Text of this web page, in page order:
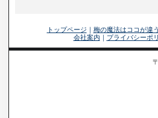
トップページ ｜ 梅の魔法はココが違
会社案内 ｜ プライバシーポ